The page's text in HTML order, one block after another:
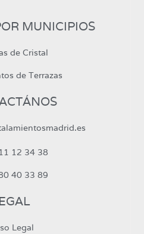
MUNICIPIOS
de Cristal
de Terrazas
12 34 38
40 33 89
Legal